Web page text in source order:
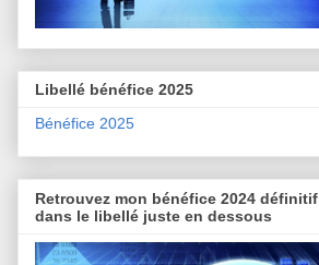
Libellé bénéfice 2025
Bénéfice 2025
Retrouvez mon bénéfice 2024 définitif
dans le libellé juste en dessous